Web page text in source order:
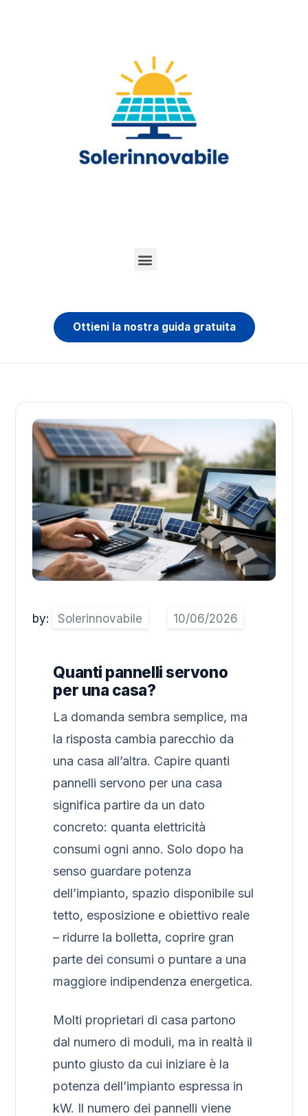
Ottieni la nostra guida gratuita
by: Solerinnovabile
Quanti pannelli servono
per una casa?
La domanda sembra semplice, ma
la risposta cambia parecchio da
una casa all’altra. Capire quanti
pannelli servono per una casa
significa partire da un dato
concreto: quanta elettricità
consumi ogni anno. Solo dopo ha
senso guardare potenza
dell’impianto, spazio disponibile sul
tetto, esposizione e obiettivo reale
– ridurre la bolletta, coprire gran
parte dei consumi o puntare a una
maggiore indipendenza energetica.
Molti proprietari di casa partono
dal numero di moduli, ma in realtà il
punto giusto da cui iniziare è la
potenza dell’impianto espressa in
kW. Il numero dei pannelli viene